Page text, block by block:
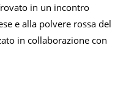
in un incontro
e alla polvere rossa del
in collaborazione con